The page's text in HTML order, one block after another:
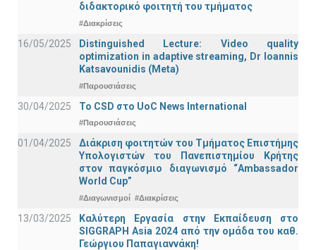
διδακτορικό φοιτητή του τμήματος
#Διακρίσεις
16/05/2025
Distinguished Lecture: Video quality
optimization in adaptive streaming, Dr Ioannis
Katsavounidis (Meta)
#Παρουσιάσεις
30/04/2025 To CSD στο UoC News International
#Παρουσιάσεις
01/04/2025
Διάκριση φοιτητών του Τμήματος Επιστήμης
Υπολογιστών του Πανεπιστημίου Κρήτης
στον παγκόσμιο διαγωνισμό “Ambassador
World Cup”
#Διαγωνισμοί #Διακρίσεις
13/03/2025
Καλύτερη Εργασία στην Εκπαίδευση στο
SIGGRAPH Asia 2024 από την ομάδα του καθ.
Γεώργιου Παπαγιαννάκη!